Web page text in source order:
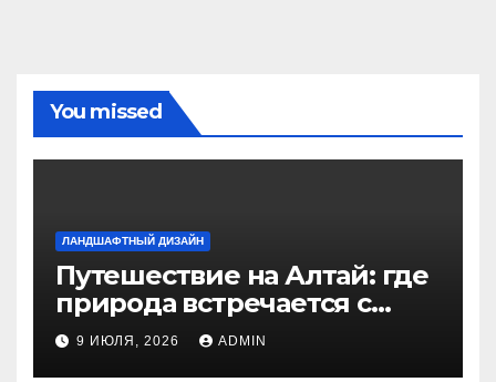
You missed
ЛАНДШАФТНЫЙ ДИЗАЙН
Путешествие на Алтай: где
природа встречается с
духом приключений
9 ИЮЛЯ, 2026 ADMIN